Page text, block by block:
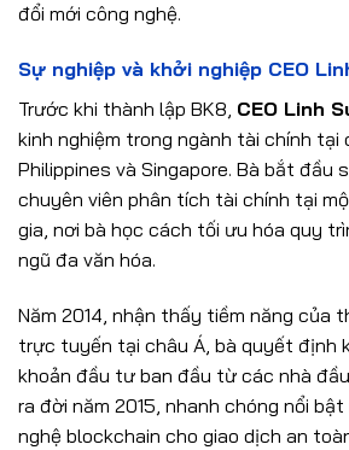
đổi mới công nghệ.
Sự nghiệp và khởi nghiệp CEO
Trước khi thành lập BK8, CEO Linh
kinh nghiệm trong ngành tài chính tại
Philippines và Singapore. Bà bắt đầu
chuyên viên phân tích tài chính tại
gia, nơi bà học cách tối ưu hóa quy
ngũ đa văn hóa.
Năm 2014, nhận thấy tiềm năng của
trực tuyến tại châu Á, bà quyết định
khoản đầu tư ban đầu từ các nhà
ra đời năm 2015, nhanh chóng nổi
nghệ blockchain cho giao dịch an